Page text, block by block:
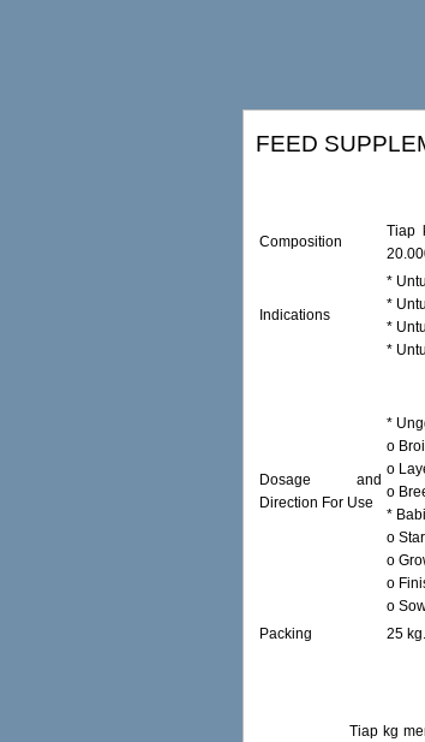
FEED
Composition
Tiap
Indications
*
*
*
*
Dosage and
Direction For Use
*
o
o
o
*
o
o
o
o
Packing
25 kg.
Tiap kg